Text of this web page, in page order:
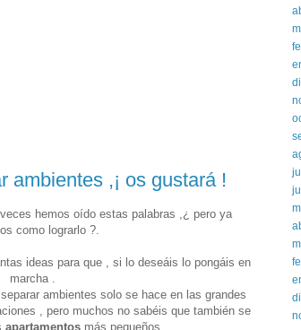
ambientes ,¡ os gustará !
hemos oído estas palabras ,¿ pero ya
como lograrlo ?.
ideas para que , si lo deseáis lo pongáis en
marcha .
ambientes solo se hace en las grandes
, pero muchos no sabéis que también se
apartamentos más pequeños .